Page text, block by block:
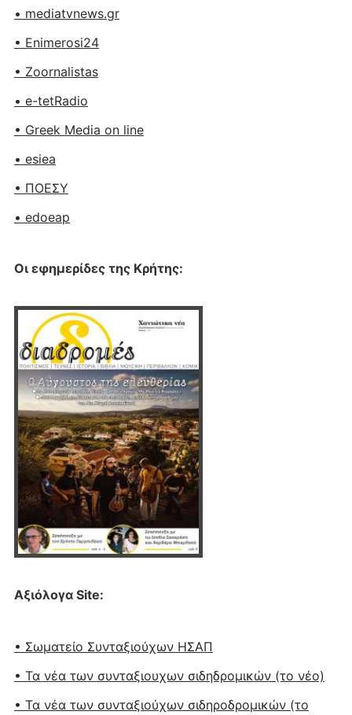
• mediatvnews.gr
• Enimerosi24
• Zoornalistas
• e-tetRadio
• Greek Media on line
• esiea
• ΠΟΕΣΥ
• edoeap
Οι εφημερίδες της Κρήτης:
Αξιόλογα Site:
• Σωματείο Συνταξιούχων ΗΣΑΠ
• Τα νέα των συνταξιουχων σιδηδρομικών (το νέο)
• Τα νέα των συνταξιούχων σιδηροδρομικών (το